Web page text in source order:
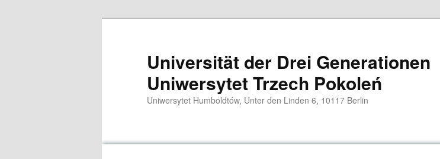
Universität der Drei Generationen
Uniwersytet Trzech Pokoleń
Uniwersytet Humboldtów, Unter den Linden 6, 10117 Berlin